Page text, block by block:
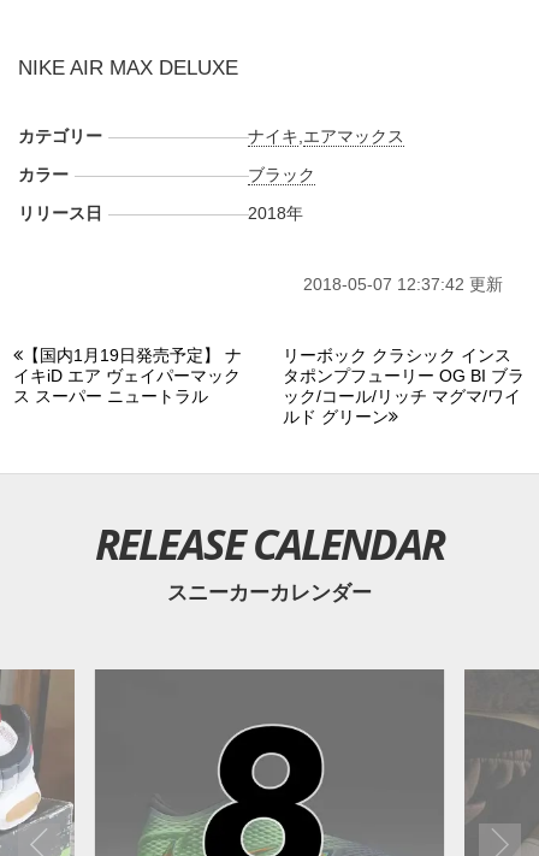
NIKE AIR MAX DELUXE
カテゴリー ナイキ エアマックス
カラー
ブラック
リリース日
2018年
2018-05-07 12:37:42 更新
【国内1月19日発売予定】 ナ
イキiD エア ヴェイパーマック
ス スーパー ニュートラル
リーボック クラシック インス
タポンプフューリー OG BI ブラ
ック/コール/リッチ マグマ/ワイ
ルド グリーン
RELEASE CALENDAR
スニーカーカレンダー